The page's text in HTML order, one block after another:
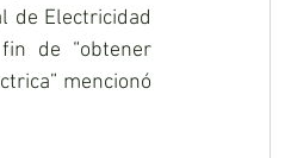
de Electricidad
de “obtener
mencionó